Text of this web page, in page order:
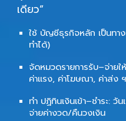
เดียว”
ใช้ บัญชีธุรกิจหลัก เป็นทา
ทำได้)
จัดหมวดรายการรับ–จ่าย
ค่าแรง, ค่าโฆษณา, ค่าส่ง
ทำ ปฏิทินเงินเข้า–ชำระ: วัน
จ่ายค่างวด/คืนวงเงิน